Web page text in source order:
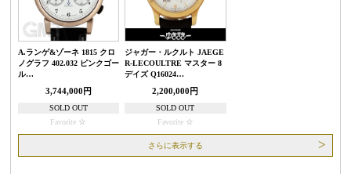
A.ランゲ&ゾーネ 1815 クロ
ノグラフ 402.032 ピンクゴー
ル…
3,744,000円
SOLD OUT
Favorite
ジャガー・ルクルト JAEGE
R-LECOULTRE マスター 8
デイズ Q16024…
2,200,000円
SOLD OUT
Favorite
さらに表示する